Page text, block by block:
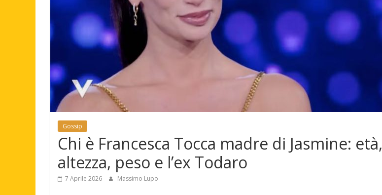
Gossip
Chi è Francesca Tocca madre di Jasmine: età,
altezza, peso e l’ex Todaro
7 Aprile 2026 Massimo Lupo